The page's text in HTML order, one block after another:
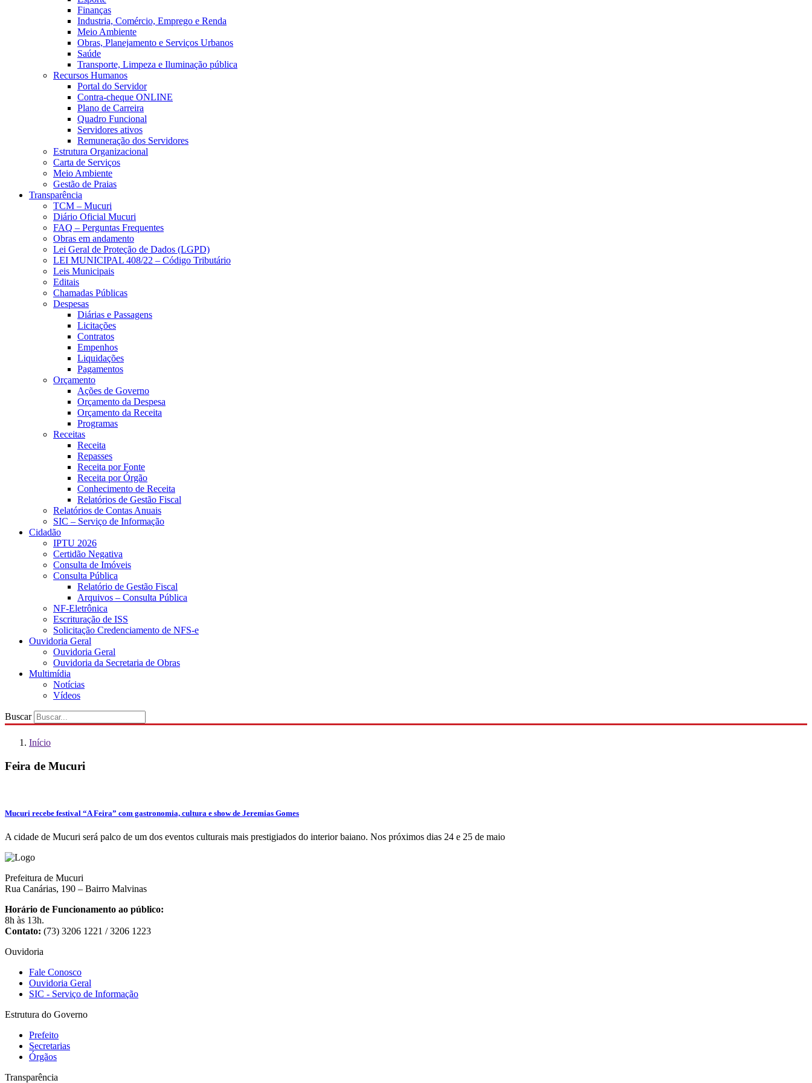
Finanças
Industria, Comércio, Emprego e Renda
Meio Ambiente
Obras, Planejamento e Serviços Urbanos
Saúde
Transporte, Limpeza e Iluminação pública
Recursos Humanos
Portal do Servidor
Contra-cheque ONLINE
Plano de Carreira
Quadro Funcional
Servidores ativos
Remuneração dos Servidores
Estrutura Organizacional
Carta de Serviços
Meio Ambiente
Gestão de Praias
Transparência
TCM – Mucuri
Diário Oficial Mucuri
FAQ – Perguntas Frequentes
Obras em andamento
Lei Geral de Proteção de Dados (LGPD)
LEI MUNICIPAL 408/22 – Código Tributário
Leis Municipais
Editais
Chamadas Públicas
Despesas
Diárias e Passagens
Licitações
Contratos
Empenhos
Liquidações
Pagamentos
Orçamento
Ações de Governo
Orçamento da Despesa
Orçamento da Receita
Programas
Receitas
Receita
Repasses
Receita por Fonte
Receita por Órgão
Conhecimento de Receita
Relatórios de Gestão Fiscal
Relatórios de Contas Anuais
SIC – Serviço de Informação
Cidadão
IPTU 2026
Certidão Negativa
Consulta de Imóveis
Consulta Pública
Relatório de Gestão Fiscal
Arquivos – Consulta Pública
NF-Eletrônica
Escrituração de ISS
Solicitação Credenciamento de NFS-e
Ouvidoria Geral
Ouvidoria Geral
Ouvidoria da Secretaria de Obras
Multimídia
Notícias
Vídeos
Buscar
Início
Feira de Mucuri
Mucuri recebe festival “A Feira” com gastronomia, cultura e show de Jeremias Gomes
A cidade de Mucuri será palco de um dos eventos culturais mais prestigiados do interior baiano. Nos próximos dias 24 e 25 de maio
Prefeitura de Mucuri
Rua Canárias, 190 – Bairro Malvinas
Horário de Funcionamento ao público:
8h às 13h.
Contato: (73) 3206 1221 / 3206 1223
Ouvidoria
Fale Conosco
Ouvidoria Geral
SIC - Serviço de Informação
Estrutura do Governo
Prefeito
Secretarias
Órgãos
Transparência